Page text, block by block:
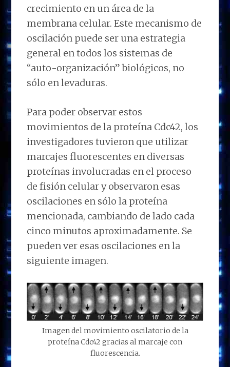
crecimiento en un área de la
membrana celular. Este mecanismo de
oscilación puede ser una estrategia
general en todos los sistemas de
“auto-organización” biológicos, no
sólo en levaduras.
Para poder observar estos
movimientos de la proteína Cdc42, los
investigadores tuvieron que utilizar
marcajes fluorescentes en diversas
proteínas involucradas en el proceso
de fisión celular y observaron esas
oscilaciones en sólo la proteína
mencionada, cambiando de lado cada
cinco minutos aproximadamente. Se
pueden ver esas oscilaciones en la
siguiente imagen.
Imagen del movimiento oscilatorio de la
proteína Cdc42 gracias al marcaje con
fluorescencia.